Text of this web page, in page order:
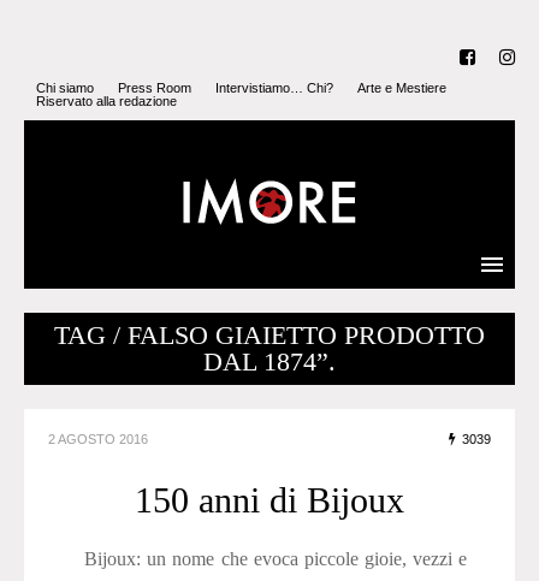
Chi siamo Press Room Intervistiamo… Chi?
Arte e Mestiere
Riservato alla redazione
TAG / FALSO GIAIETTO PRODOTTO
DAL 1874”.
2 AGOSTO 2016 3039
150 anni di Bijoux
Bijoux: un nome che evoca piccole gioie, vezzi e